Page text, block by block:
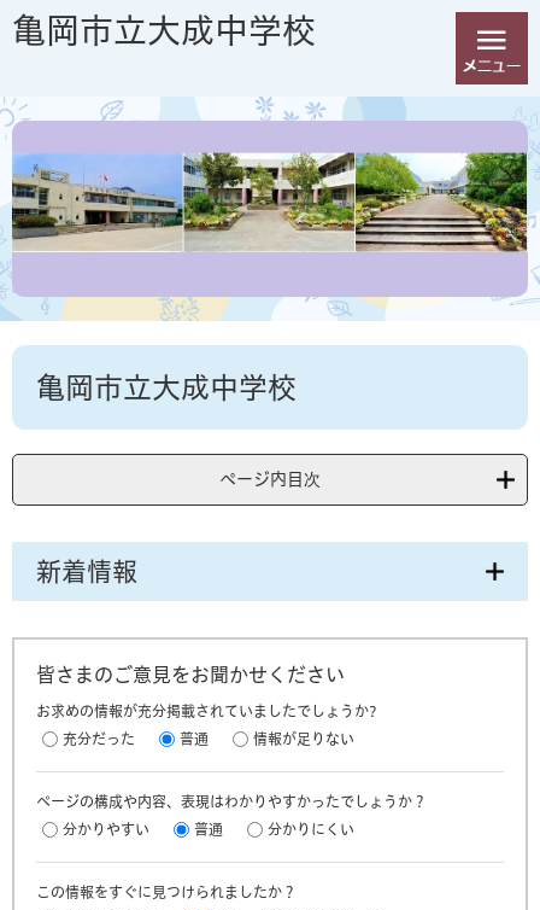
先
頭
す
。
を
飛
し
て
本
文
へ
亀岡市立大成中学校
本
亀岡市立大成中学校
ページ内目次
新着情報
皆さまのご意見をお聞かせください
お求めの情報が充分掲載されていましたでしょうか?
充分だった
普通 情報が足りない
ページの構成や内容、表現はわかりやすかったでしょうか？
分かりやすい
普通 分かりにくい
この情報をすぐに見つけられましたか？